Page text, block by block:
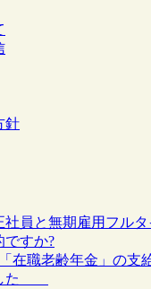
針
社員と無期雇用フル
ですか?
「在職老齢年金」の支
した